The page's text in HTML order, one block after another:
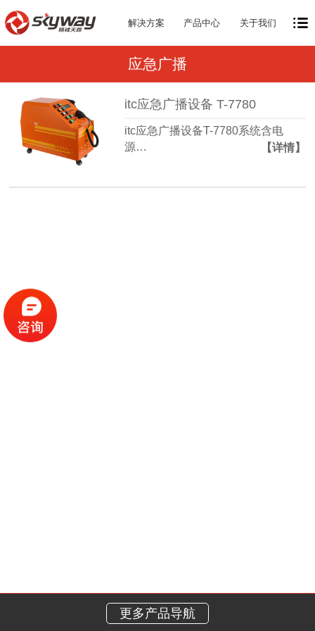
解决方案 产品中心 关于我们
应急广播
itc应急广播设备 T-7780
itc应急广播设备T-7780系统含电
源…
【详情】
更多产品导航